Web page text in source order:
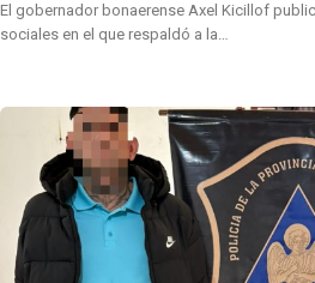
El gobernador bonaerense Axel Kicillof
sociales en el que respaldó a la…